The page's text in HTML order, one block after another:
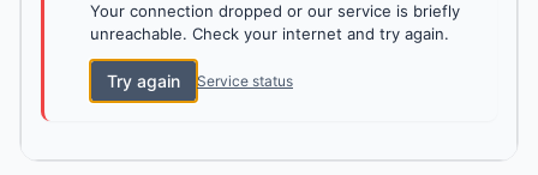
Your connection dropped or our service is briefly
unreachable. Check your internet and try again.
Try again Service status